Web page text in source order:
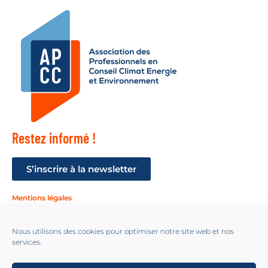
Nous utilisons des cookies pour optimiser notre site web et nos
services.
Restez informé !
S’inscrire à la newsletter
Mentions légales
Suivez-nous !